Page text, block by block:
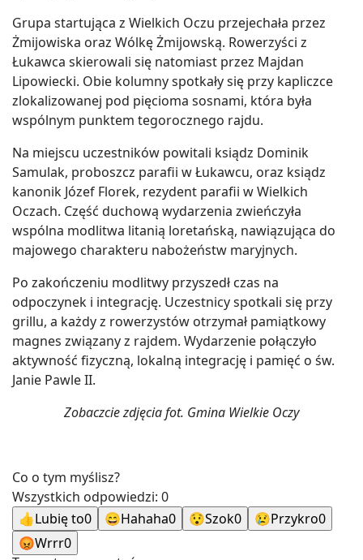
Grupa startująca z Wielkich Oczu przejechała przez
Żmijowiska oraz Wólkę Żmijowską. Rowerzyści z
Łukawca skierowali się natomiast przez Majdan
Lipowiecki. Obie kolumny spotkały się przy kapliczce
zlokalizowanej pod pięcioma sosnami, która była
wspólnym punktem tegorocznego rajdu.
Na miejscu uczestników powitali ksiądz Dominik
Samulak, proboszcz parafii w Łukawcu, oraz ksiądz
kanonik Józef Florek, rezydent parafii w Wielkich
Oczach. Część duchową wydarzenia zwieńczyła
wspólna modlitwa litanią loretańską, nawiązująca do
majowego charakteru nabożeństw maryjnych.
Po zakończeniu modlitwy przyszedł czas na
odpoczynek i integrację. Uczestnicy spotkali się przy
grillu, a każdy z rowerzystów otrzymał pamiątkowy
magnes związany z rajdem. Wydarzenie połączyło
aktywność fizyczną, lokalną integrację i pamięć o św.
Janie Pawle II.
Zobaczcie zdjęcia fot. Gmina Wielkie Oczy
Co o tym myślisz?
Wszystkich odpowiedzi: 0
👍Lubię to0 😄Hahaha0 😯Szok0 😢Przykro0
😡Wrrr0